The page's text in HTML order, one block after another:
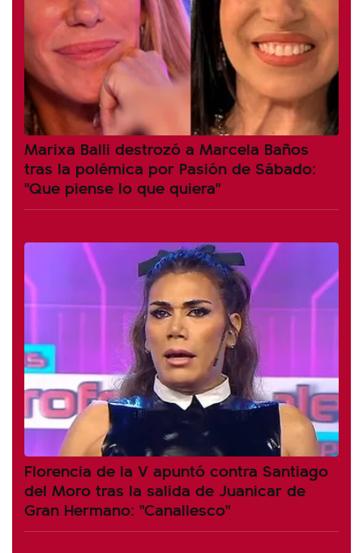
Marixa Balli destrozó a Marcela Baños
tras la polémica por Pasión de Sábado:
"Que piense lo que quiera"
Florencia de la V apuntó contra Santiago
del Moro tras la salida de Juanicar de
Gran Hermano: "Canallesco"